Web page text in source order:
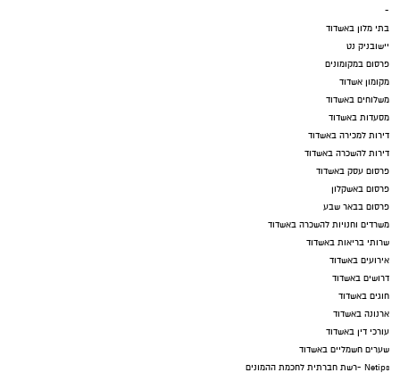
-
בתי מלון באשדוד
יישובניק נט
פרסום במקומונים
מקומון אשדוד
משלוחים באשדוד
מסעדות באשדוד
דירות למכירה באשדוד
דירות להשכרה באשדוד
פרסום עסק באשדוד
פרסום באשקלון
פרסום בבאר שבע
משרדים וחנויות להשכרה באשדוד
שרותי בריאות באשדוד
אירועים באשדוד
דרושים באשדוד
חוגים באשדוד
ארנונה באשדוד
עורכי דין באשדוד
שערים חשמליים באשדוד
Netips -רשת חברתית לחכמת ההמונים